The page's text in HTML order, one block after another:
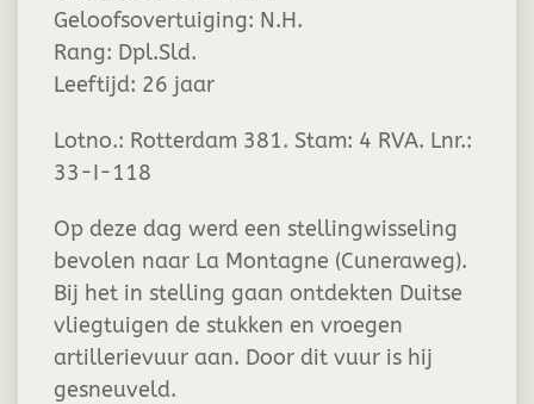
Geloofsovertuiging: N.H.
Rang: Dpl.Sld.
Leeftijd: 26 jaar
Lotno.: Rotterdam 381. Stam: 4 RVA. Lnr.:
33-I-118
Op deze dag werd een stellingwisseling
bevolen naar La Montagne (Cuneraweg).
Bij het in stelling gaan ontdekten Duitse
vliegtuigen de stukken en vroegen
artillerievuur aan. Door dit vuur is hij
gesneuveld.